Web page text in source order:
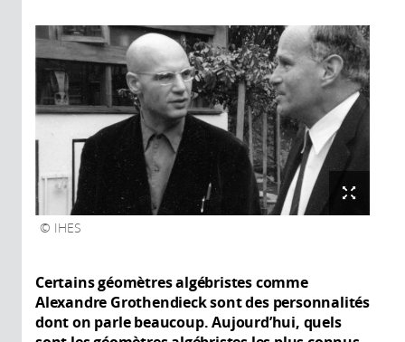
IHES
Certains géomètres algébristes comme
Alexandre Grothendieck sont des personnalités
dont on parle beaucoup. Aujourd’hui, quels